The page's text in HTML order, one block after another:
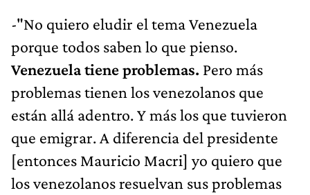
-"No quiero eludir el tema Venezuela
porque todos saben lo que pienso.
Venezuela tiene problemas. Pero más
problemas tienen los venezolanos que
están allá adentro. Y más los que tuvieron
que emigrar. A diferencia del presidente
[entonces Mauricio Macri] yo quiero que
los venezolanos resuelvan sus problemas